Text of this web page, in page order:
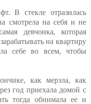
В стекле отразилась
смотрела на себя и не
девчонка, которая
на квартиру
себе во всем, чтобы
как мерзла, как
год приехала домой с
тогда обнимала ее и